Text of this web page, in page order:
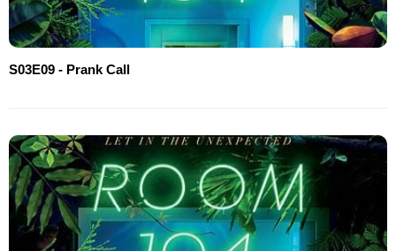
S03E09 - Prank Call